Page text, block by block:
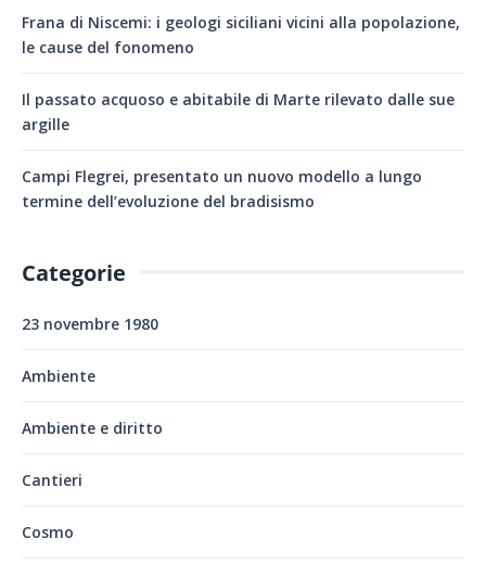
Frana di Niscemi: i geologi siciliani vicini alla popolazione,
le cause del fonomeno
Il passato acquoso e abitabile di Marte rilevato dalle sue
argille
Campi Flegrei, presentato un nuovo modello a lungo
termine dell’evoluzione del bradisismo
Categorie
23 novembre 1980
Ambiente
Ambiente e diritto
Cantieri
Cosmo